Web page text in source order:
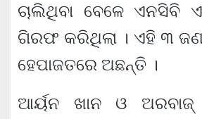
ଚାଲିଥିବା ବେଳେ
ଗିରଫ କରିଥିଲା । ଏହି ୩
ହେପାଜତରେ ଅଛନ୍ତି ।
ଆର୍ୟନ ଖାନ ଓ